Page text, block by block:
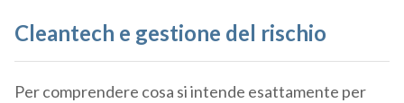
Cleantech e gestione del rischio
Per comprendere cosa si intende esattamente per